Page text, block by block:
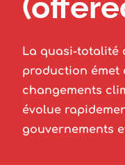
La quasi-totalité
production émet
changements
évolue
gouvernements